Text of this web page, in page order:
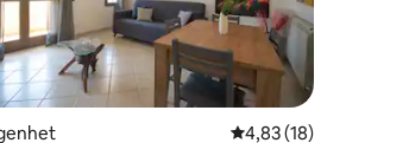
4,83 av 5 i
4,83 (18)